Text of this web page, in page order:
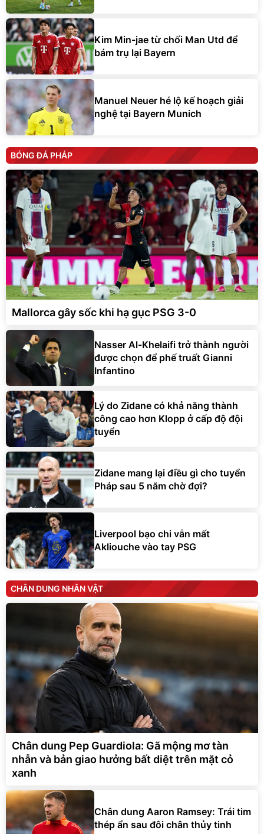
Kim Min-jae từ chối Man Utd để
bám trụ lại Bayern
Manuel Neuer hé lộ kế hoạch giải
nghệ tại Bayern Munich
BÓNG ĐÁ PHÁP
Mallorca gây sốc khi hạ gục PSG 3-0
Nasser Al-Khelaifi trở thành người
được chọn để phế truất Gianni
Infantino
Lý do Zidane có khả năng thành
công cao hơn Klopp ở cấp độ đội
tuyển
Zidane mang lại điều gì cho tuyển
Pháp sau 5 năm chờ đợi?
Liverpool bạo chi vẫn mất
Akliouche vào tay PSG
CHÂN DUNG NHÂN VẬT
Chân dung Pep Guardiola: Gã mộng mơ tàn
nhẫn và bản giao hưởng bất diệt trên mặt cỏ
xanh
Chân dung Aaron Ramsey: Trái tim
thép ẩn sau đôi chân thủy tinh